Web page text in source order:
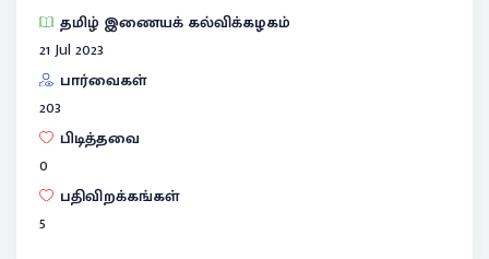
தமிழ் இணையக் கல்விக்கழகம்
21 Jul 2023
பார்வைகள்
203
பிடித்தவை
0
பதிவிறக்கங்கள்
5